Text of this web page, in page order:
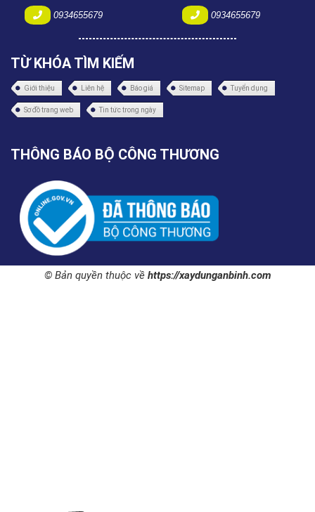
0934655679 0934655679
TỪ KHÓA TÌM KIẾM
Giới thiệu Liên hệ Báo giá Sitemap Tuyển dụng
Sơ đồ trang web Tin tức trong ngày
THÔNG BÁO BỘ CÔNG THƯƠNG
© Bản quyền thuộc về https://xaydunganbinh.com